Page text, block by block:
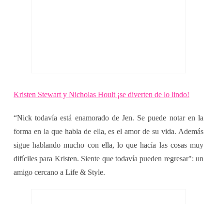
Kristen Stewart y Nicholas Hoult ¡se diverten de lo lindo!
“Nick todavía está enamorado de Jen. Se puede notar en la
forma en la que habla de ella, es el amor de su vida. Además
sigue hablando mucho con ella, lo que hacía las cosas muy
difíciles para Kristen. Siente que todavía pueden regresar": un
amigo cercano a Life & Style.